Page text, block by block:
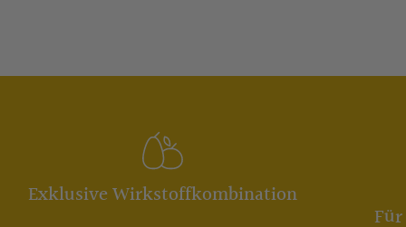
Exklusive Wirkstoffkombination